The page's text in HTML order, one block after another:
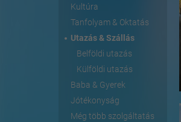
Kultúra
Tanfolyam & Oktatás
Utazás & Szállás
Belföldi utazás
Külföldi utazás
Baba & Gyerek
Jótékonyság
Még több szolgáltatás